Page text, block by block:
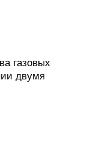
газовых
двумя